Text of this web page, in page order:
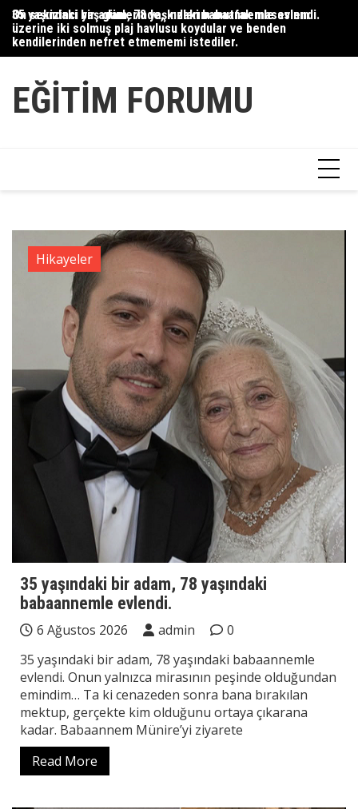
Skip
content
35 yaşındaki bir adam, 78 yaşındaki babaannemle evlendi.
On sekizinci yaş günlerinde, kızlarım mutfak masasının
üzerine iki solmuş plaj havlusu koydular ve benden
kendilerinden nefret etmememi istediler.
EĞITIM FORUMU
Hikayeler
35 yaşındaki bir adam, 78 yaşındaki
babaannemle evlendi.
6 Ağustos 2026 admin
0
35 yaşındaki bir adam, 78 yaşındaki babaannemle
evlendi. Onun yalnızca mirasının peşinde olduğundan
emindim… Ta ki cenazeden sonra bana bırakılan
mektup, gerçekte kim olduğunu ortaya çıkarana
kadar. Babaannem Münire’yi ziyarete
Read More